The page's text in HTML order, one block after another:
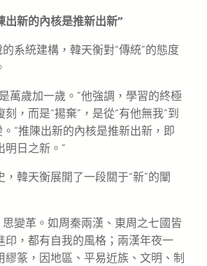
出新的內核是推新出新”
系統建構，韓天衡對“傳統”的態度
萬歲加一歲。”他強調，學習的終極
，而是“揚棄”，是從“有他無我”到
。“推陳出新的內核是推新出新，即
明日之新。”
韓天衡展開了一段關于“新”的闡
思變革。如周秦兩漢、東周之七國皆
印，都有自我的風格；兩漢年夜一
繆篆，因地區、平易近族、文明、制